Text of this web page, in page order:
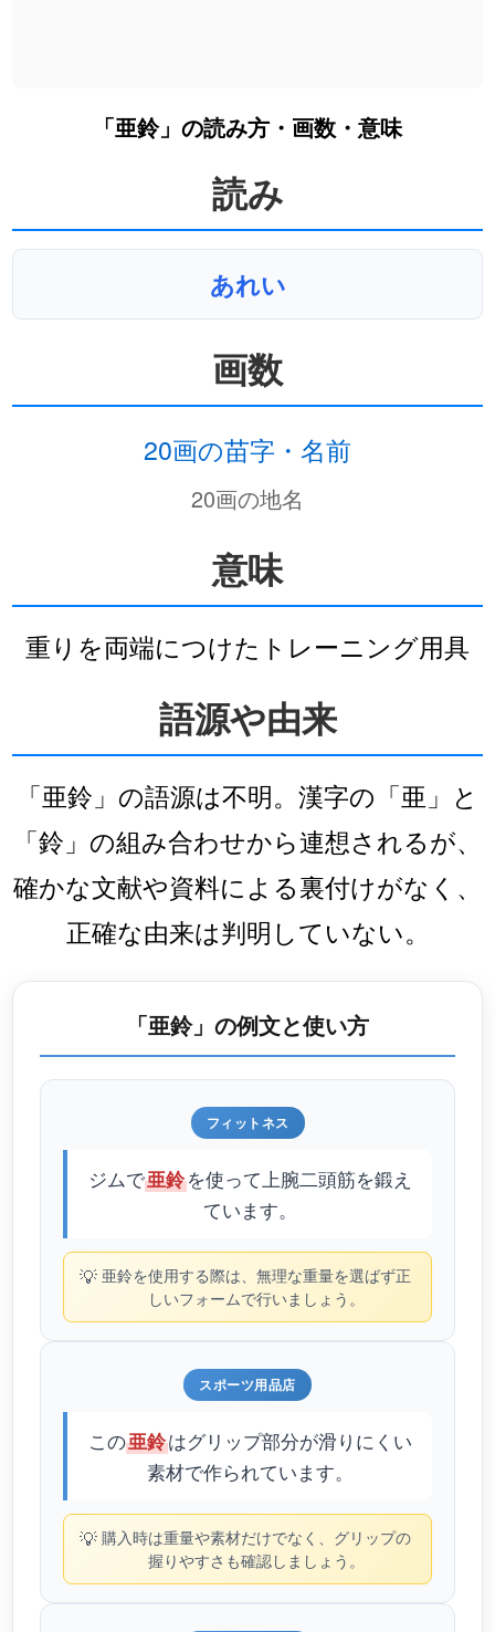
「亜鈴」の読み方・画数・意味
読み
あれい
画数
20画の苗字・名前
20画の地名
意味
重りを両端につけたトレーニング用具
語源や由来
「亜鈴」の語源は不明。漢字の「亜」と
「鈴」の組み合わせから連想されるが、
確かな文献や資料による裏付けがなく、
正確な由来は判明していない。
「亜鈴」の例文と使い方
フィットネス
ジムで亜鈴を使って上腕二頭筋を鍛え
ています。
💡 亜鈴を使用する際は、無理な重量を選ばず正
しいフォームで行いましょう。
スポーツ用品店
この亜鈴はグリップ部分が滑りにくい
素材で作られています。
💡 購入時は重量や素材だけでなく、グリップの
握りやすさも確認しましょう。